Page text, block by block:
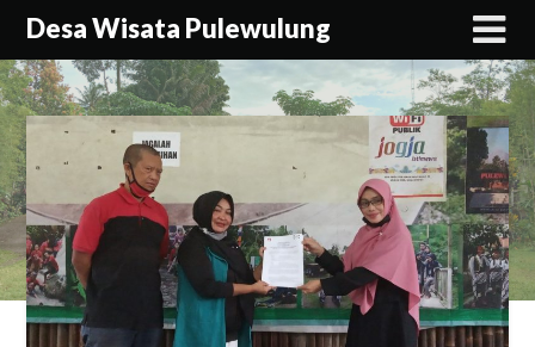
Skip
content
Desa Wisata Pulewulung